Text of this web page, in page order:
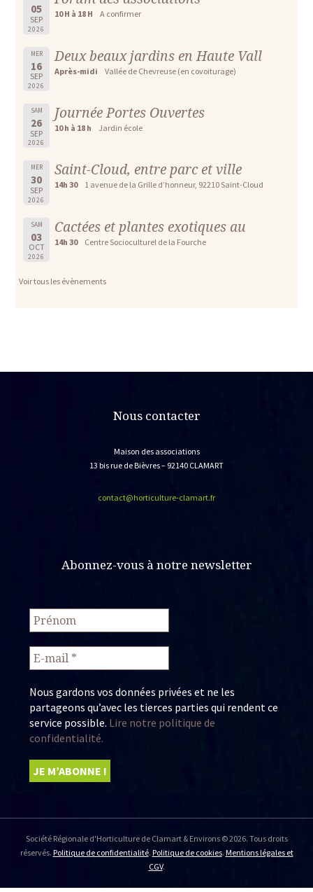
05
SEP
2026
10 H à 18 H A confirmer
MER
16
SEP
2026
Deux beaux jardins en Haute Vall
Après-midi Vallée de Chevreuse (en covoiturage)
SAM
26
SEP
2026
Journée Portes Ouvertes
10 h à 18 h Jardin école
MER
30
SEP
2026
Saint-Cloud, entre parc et ville
14h 30 1 avenue de la Grille d’honneur, 92210 Saint-Cloud
SAM
03
OCT
2026
Cactées et plantes exotiques au
14h 30 Centre Socioculturel de la Fourche
Voir tous les évènements
Nous contacter
Maison des associations
13 bis rue de Bièvres – 92140 CLAMART
contact@horticulture-clamart.fr
Abonnez-vous à notre newsletter
Nous gardons vos données privées et ne les
partageons qu’avec les tierces parties qui rendent ce
service possible. Lire notre politique de
confidentialité.
Société Régionale d'Horticulture de Clamart & Environs © 2026. Tous droits
réservés. Politique de confidentialité. Politique de cookies. Mentions légales et
CGV.